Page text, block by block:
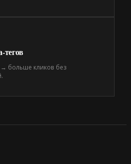
тегов
→ больше кликов без